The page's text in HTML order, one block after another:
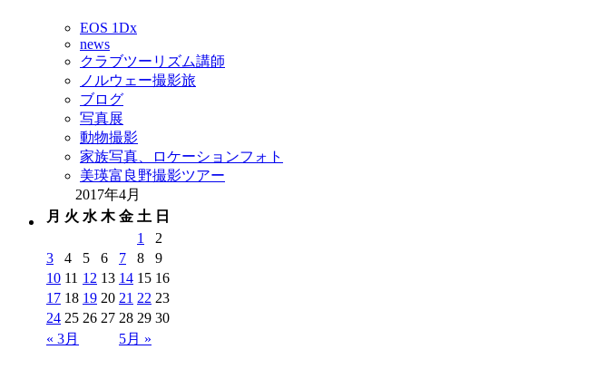
EOS 1Dx
news
クラブツーリズム講師
ノルウェー撮影旅
ブログ
写真展
動物撮影
家族写真、ロケーションフォト
美瑛富良野撮影ツアー
2017年4月
月 火 水 木 金 土 日
« 3月 5月 »
1
2
3
4 5 6 7 8
9
10 11 12 13 14 15 16
17 18 19 20 21 22 23
24 25 26 27 28 29 30